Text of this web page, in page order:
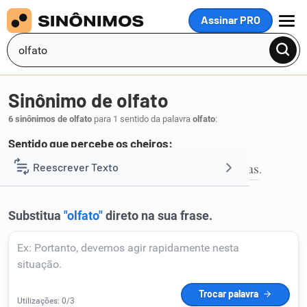
Assinar PRO
MENU
Reescrever Texto
Corrigir Texto
Sinônimo de olfato
6 sinônimos de olfato para 1 sentido da palavra olfato:
Sentido que percebe os cheiros:
1 vento,cheiro,faro ventas.